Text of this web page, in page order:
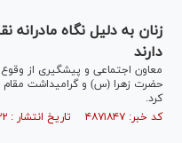
زنان به دلیل نگاه
دارند
معاون اجتماعی و پیشگیری از
حضرت زهرا (س) و گرامیداشت مقام
کرد.
کد خبر: ۴۸۷۱۸۴۷ تاریخ انتشار : ۱۴۰۴/۰۹/۲۲